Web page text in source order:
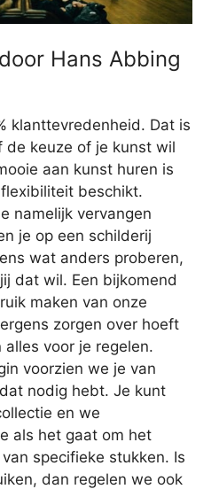
Hans Abbing
klanttevredenheid. Dat is
de keuze of je kunst wil
aan kunst huren is
beschikt.
namelijk vervangen
je op een schilderij
wat anders proberen,
dat wil. Een bijkomend
maken van onze
zorgen over hoeft
voor je regelen.
voorzien we je van
nodig hebt. Je kunt
en we
als het gaat om het
specifieke stukken. Is
dan regelen we ook